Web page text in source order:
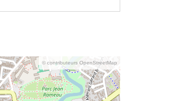
© contributeurs OpenStreetMap